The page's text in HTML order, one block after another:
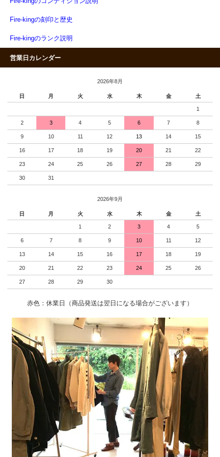
Fire-kingの刻印と歴史
Fire-kingのランク説明
営業日カレンダー
2026年8月
日 月 火 水 木 金 土
1
2 3 4 5 6 7 8
9 10 11 12 13 14 15
16 17 18 19 20 21 22
23 24 25 26 27 28 29
30 31
2026年9月
日 月 火 水 木 金 土
1 2 3 4 5
6 7 8 9 10 11 12
13 14 15 16 17 18 19
20 21 22 23 24 25 26
27 28 29 30
赤色：休業日（商品発送は翌日になる場合がございます）